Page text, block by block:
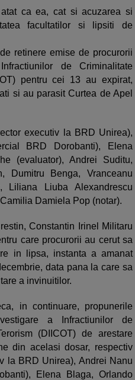
ca ea, cat si acuzarea si
facultatilor si lipsiti de
retinere emise de procurorii
de Criminalitate
pentru cei 13 au expirat,
si au parasit Curtea de Apel
executiv la BRD Unirea),
BRD Dorobanti), Elena
(evaluator), Andrei Suditu,
Dumitru Benga, Vranceanu
Liliana Liuba Alexandrescu
Damiela Pop (notar).
Constantin Irinel Militaru
care procurorii au cerut sa
in lipsa, instanta a amanat
data pana la care sa
a invinuitilor.
in continuare, propunerile
a Infractiunilor de
(DIICOT) de arestare
din acelasi dosar, respectiv
la BRD Unirea), Andrei Nanu
Elena Blaga, Orlando